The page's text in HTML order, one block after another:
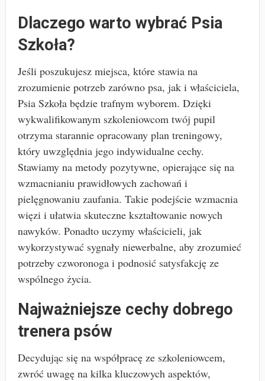
Dlaczego warto wybrać Psia
Szkoła?
Jeśli poszukujesz miejsca, które stawia na
zrozumienie potrzeb zarówno psa, jak i właściciela,
Psia Szkoła będzie trafnym wyborem. Dzięki
wykwalifikowanym szkoleniowcom twój pupil
otrzyma starannie opracowany plan treningowy,
który uwzględnia jego indywidualne cechy.
Stawiamy na metody pozytywne, opierające się na
wzmacnianiu prawidłowych zachowań i
pielęgnowaniu zaufania. Takie podejście wzmacnia
więzi i ułatwia skuteczne kształtowanie nowych
nawyków. Ponadto uczymy właścicieli, jak
wykorzystywać sygnały niewerbalne, aby zrozumieć
potrzeby czworonoga i podnosić satysfakcję ze
wspólnego życia.
Najważniejsze cechy dobrego
trenera psów
Decydując się na współpracę ze szkoleniowcem,
zwróć uwagę na kilka kluczowych aspektów,